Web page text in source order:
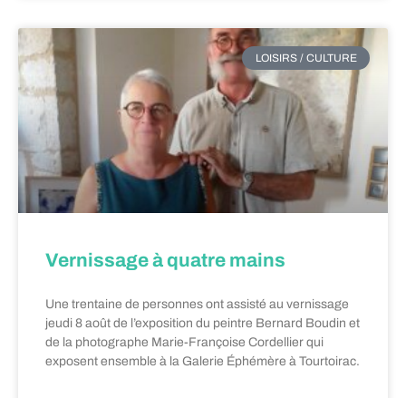
LOISIRS / CULTURE
Vernissage à quatre mains
Une trentaine de personnes ont assisté au vernissage
jeudi 8 août de l’exposition du peintre Bernard Boudin et
de la photographe Marie-Françoise Cordellier qui
exposent ensemble à la Galerie Éphémère à Tourtoirac.